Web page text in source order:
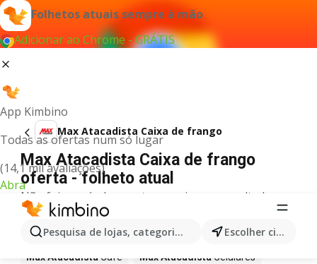
Folhetos atuais sempre à mão
Adicionar ao Chrome - GRÁTIS
App Kimbino
Todas as ofertas num só lugar
(14,1 mil avaliações)
Abra
Pesquisa de lojas, categorias,produtos... Escolher cidade
Max Atacadista Caixa de frango
Max Atacadista Caixa de frango
oferta - folheto atual
Não foi possível encontrar quaisquer resultados
para este termo.
Mais produtos em Max Atacadista
Max Atacadista Café Max Atacadista Celulares